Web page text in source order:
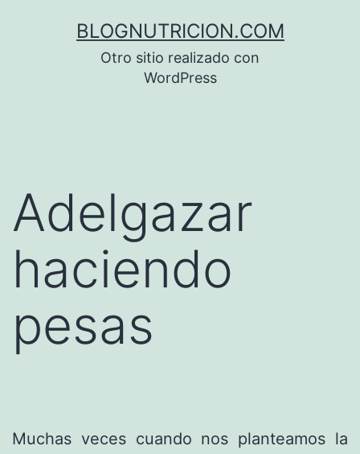
BLOGNUTRICION.COM
Otro sitio realizado con
WordPress
Adelgazar
haciendo
pesas
Muchas veces cuando nos planteamos la